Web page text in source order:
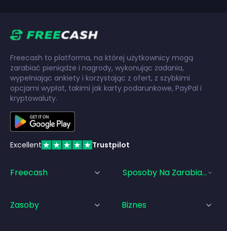
Freecash to platforma, na której użytkownicy mogą
zarabiać pieniądze i nagrody, wykonując zadania,
wypełniając ankiety i korzystając z ofert, z szybkimi
opcjami wypłat, takimi jak karty podarunkowe, PayPal i
kryptowaluty.
Excellent Trustpilot
Freecash Sposoby Na Zarabianie
Zasoby Biznes